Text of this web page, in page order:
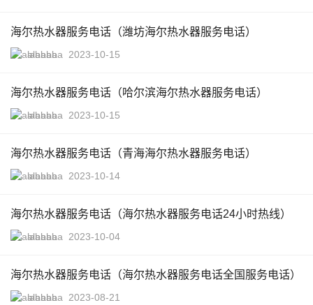
海尔热水器服务电话（潍坊海尔热水器服务电话）
alababa 2023-10-15
海尔热水器服务电话（哈尔滨海尔热水器服务电话）
alababa 2023-10-15
海尔热水器服务电话（青海海尔热水器服务电话）
alababa 2023-10-14
海尔热水器服务电话（海尔热水器服务电话24小时热线）
alababa 2023-10-04
海尔热水器服务电话（海尔热水器服务电话全国服务电话）
alababa 2023-08-21